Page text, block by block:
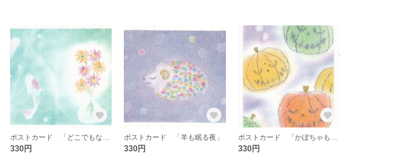
330円
ポストカード 「羊も眠る夜」
330円 330円